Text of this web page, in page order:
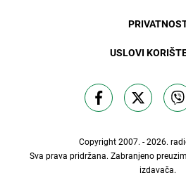
USLOVI
Copyright 2007. - 2026.
Sva prava pridržana. Zabranjeno
izdavača.